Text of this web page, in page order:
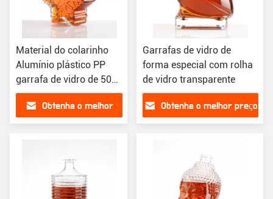
Material do colarinho
Alumínio plástico PP
garrafa de vidro de 500
ml para vinho vazio de
forma única
Obtenha o melhor
Garrafas de vidro de
forma especial com rolha
de vidro transparente
Obtenha o melhor preço